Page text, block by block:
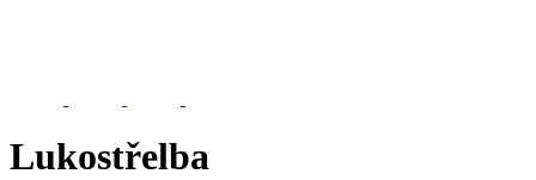
Lukostřelba